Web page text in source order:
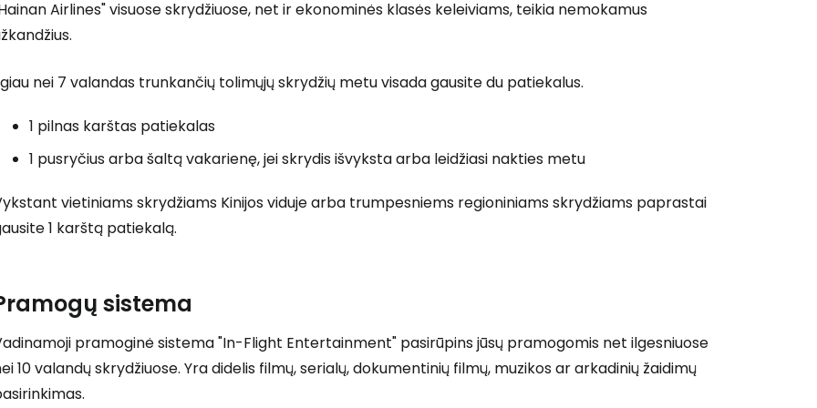
Airlines" visuose skrydžiuose, net ir ekonominės klasės keleiviams, teikia nemokamus
nei 7 valandas trunkančių tolimųjų skrydžių metu visada gausite du patiekalus.
1 pilnas karštas patiekalas
1 pusryčius arba šaltą vakarienę, jei skrydis išvyksta arba leidžiasi nakties metu
vietiniams skrydžiams Kinijos viduje arba trumpesniems regioniniams skrydžiams paprastai
1 karštą patiekalą.
sistema
pramoginė sistema "In-Flight Entertainment" pasirūpins jūsų pramogomis net ilgesniuose
10 valandų skrydžiuose. Yra didelis filmų, serialų, dokumentinių filmų, muzikos ar arkadinių žaidimų
Prisijunkite prie Cestee
... pasaulinė kelionių bendruomenė
Tęsti su Facebook